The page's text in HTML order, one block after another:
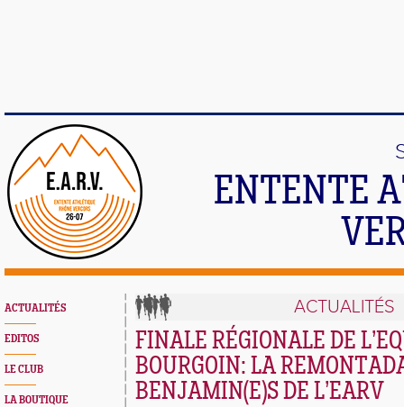
ENTENTE
ACTUALITÉS
EDITOS
LE CLUB
LA BOUTIQUE
ACTUALITÉS
FINALE RÉGIONALE DE
BOURGOIN: LA
BENJAMIN(E)S DE L’EARV